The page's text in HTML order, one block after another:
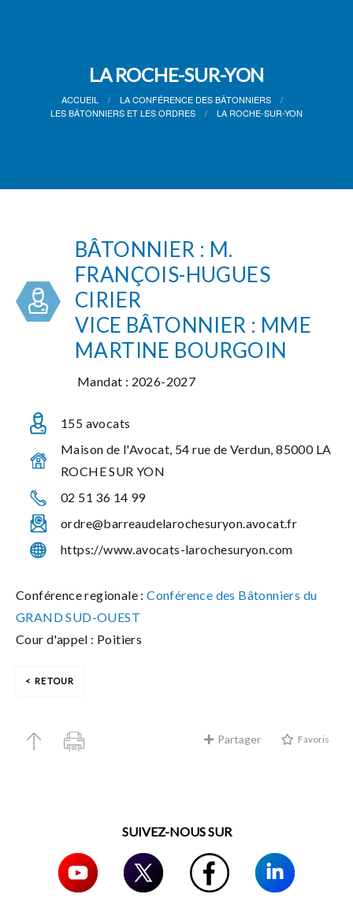
LA ROCHE-SUR-YON
ACCUEIL
LA CONFÉRENCE DES BÂTONNIERS
LES BÂTONNIERS ET LES ORDRES
LA ROCHE-SUR-YON
BÂTONNIER : M.
FRANÇOIS-HUGUES
CIRIER
VICE BÂTONNIER : MME
MARTINE BOURGOIN
Mandat : 2026-2027
155 avocats
Maison de l'Avocat, 54 rue de Verdun, 85000 LA
ROCHE SUR YON
02 51 36 14 99
ordre@barreaudelarochesuryon.avocat.fr
https://www.avocats-larochesuryon.com
Conférence regionale : Conférence des Bâtonniers du
GRAND SUD-OUEST
Cour d'appel : Poitiers
RETOUR
Partager Favoris
SUIVEZ-NOUS SUR